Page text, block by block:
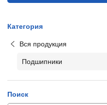
Категория
Вся продукция
Подшипники
Поиск